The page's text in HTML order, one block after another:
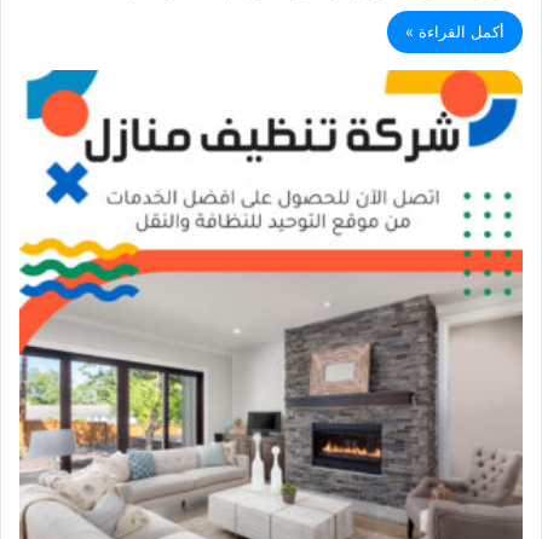
أكمل القراءة »